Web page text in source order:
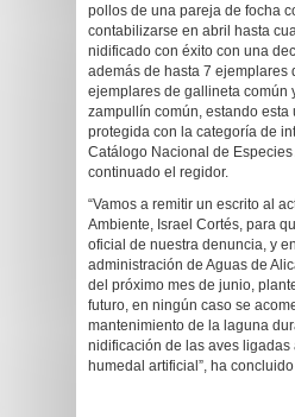
pollos de una pareja de focha
contabilizarse en abril hasta
nidificado con éxito con una
además de hasta 7 ejemplares
ejemplares de gallineta común
zampullín común, estando esta
protegida con la categoría de
Catálogo Nacional de Especies
continuado el regidor.
“Vamos a remitir un escrito al
Ambiente, Israel Cortés, para
oficial de nuestra denuncia, y
administración de Aguas de
del próximo mes de junio,
futuro, en ningún caso se
mantenimiento de la laguna
nidificación de las aves ligadas
humedal artificial”, ha